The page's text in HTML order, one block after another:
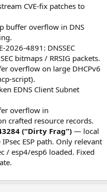
CVE-fix patches to
buffer overflow in DNS
2026-4891: DNSSEC
bitmaps / RRSIG packets.
overflow on large DHCPv6
script).
EDNS Client Subnet
overflow in
crafted resource records.
(“Dirty Frag”)— local
ESP path. Only relevant
/ esp4/esp6 loaded. Fixed